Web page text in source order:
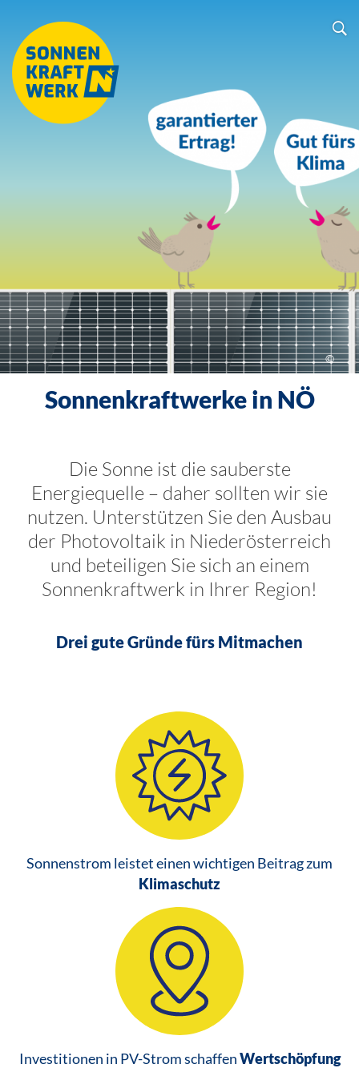
Sonnenkraftwerke in NÖ
Die Sonne ist die sauberste
Energiequelle – daher sollten wir sie
nutzen. Unterstützen Sie den Ausbau
der Photovoltaik in Niederösterreich
und beteiligen Sie sich an einem
Sonnenkraftwerk in Ihrer Region!
Drei gute Gründe fürs Mitmachen
Sonnenstrom leistet einen wichtigen Beitrag zum
Klimaschutz
Investitionen in PV-Strom schaffenWertschöpfung